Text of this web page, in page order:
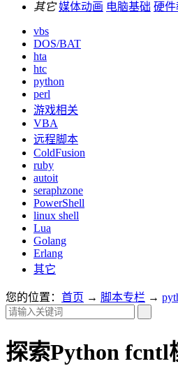
其它 媒体动画 电脑基础 硬件
vbs
DOS/BAT
hta
htc
python
perl
游戏相关
VBA
远程脚本
ColdFusion
ruby
autoit
seraphzone
PowerShell
linux shell
Lua
Golang
Erlang
其它
您的位置： 首页 → 脚本专栏 →
探索Python fcntl